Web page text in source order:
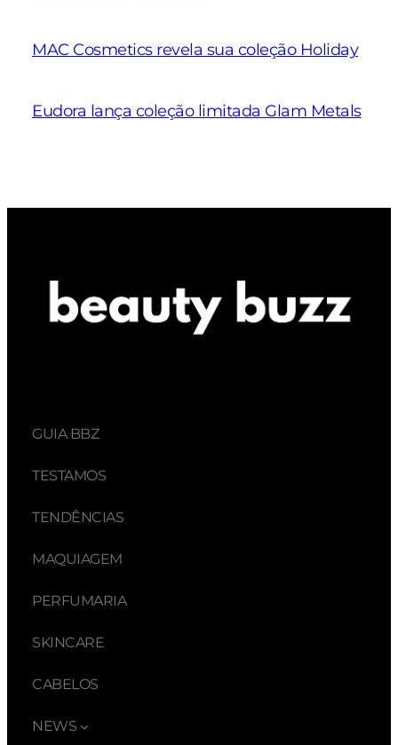
MAC Cosmetics revela sua coleção Holiday
Eudora lança coleção limitada Glam Metals
GUIA BBZ
TESTAMOS
TENDÊNCIAS
MAQUIAGEM
PERFUMARIA
SKINCARE
CABELOS
NEWS